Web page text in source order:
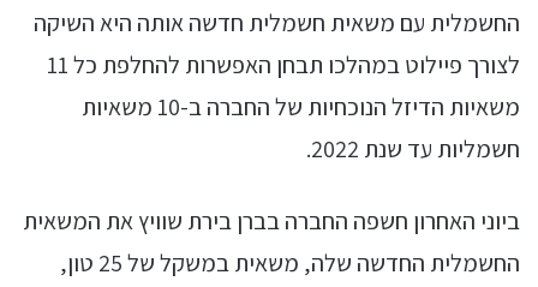
החשמלית עם משאית חשמלית חדשה אותה היא השיקה
לצורך פיילוט במהלכו תבחן האפשרות להחלפת כל 11
משאיות הדיזל הנוכחיות של החברה ב-10 משאיות
חשמליות עד שנת 2022.
ביוני האחרון חשפה החברה בברן בירת שוויץ את המשאית
החשמלית החדשה שלה, משאית במשקל של 25 טון,